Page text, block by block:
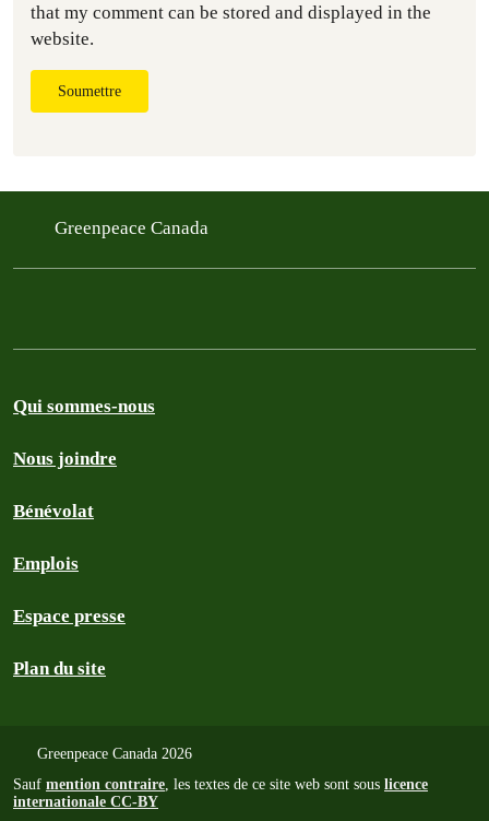
that my comment can be stored and displayed in the
website.
Soumettre
Greenpeace Canada
Qui sommes-nous
Nous joindre
Bénévolat
Emplois
Espace presse
Plan du site
Greenpeace Canada 2026
Sauf mention contraire, les textes de ce site web sont sous licence
internationale CC-BY